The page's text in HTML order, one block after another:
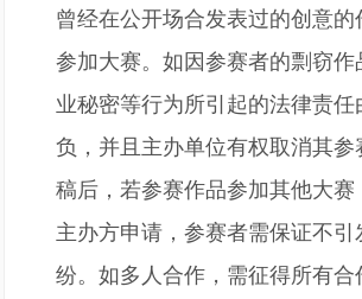
曾经在公开场合发表过的创意
参加大赛。如因参赛者的剽窃
业秘密等行为所引起的法律责任
负，并且主办单位有权取消其参
稿后，若参赛作品参加其他大赛
主办方申请，参赛者需保证不引
纷。如多人合作，需征得所有